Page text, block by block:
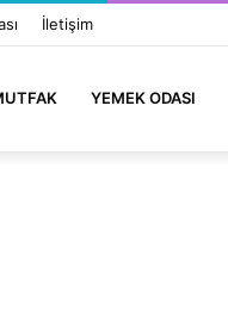
İletişim
YEMEK ODASI